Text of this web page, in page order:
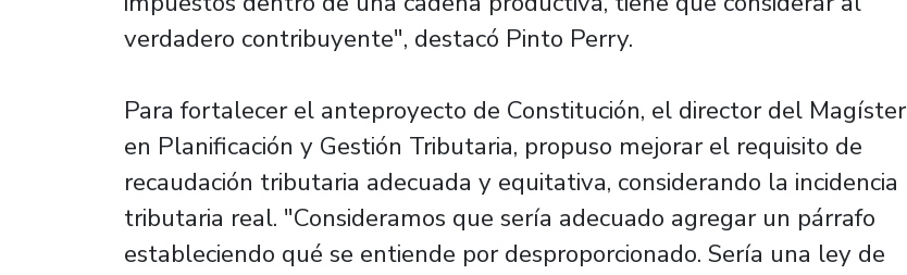
verdadero contribuyente", destacó Pinto Perry.
Para fortalecer el anteproyecto de Constitución, el director del Magíster
en Planificación y Gestión Tributaria, propuso mejorar el requisito de
recaudación tributaria adecuada y equitativa, considerando la incidencia
tributaria real. "Consideramos que sería adecuado agregar un párrafo
estableciendo qué se entiende por desproporcionado. Sería una ley de